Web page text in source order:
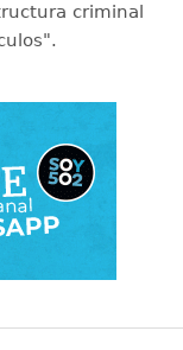
criminal